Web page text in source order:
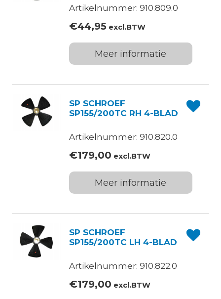
Artikelnummer: 910.809.0
€44,95excl.BTW
Meer informatie
SP SCHROEF
SP155/200TC RH 4-BLAD
Artikelnummer: 910.820.0
€179,00 excl.BTW
Meer informatie
SP SCHROEF
SP155/200TC LH 4-BLAD
Artikelnummer: 910.822.0
€179,00 excl.BTW